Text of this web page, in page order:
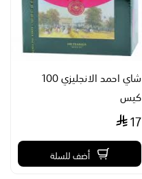
شاي احمد الانجليزي 100
كيس
17
أضف للسلة